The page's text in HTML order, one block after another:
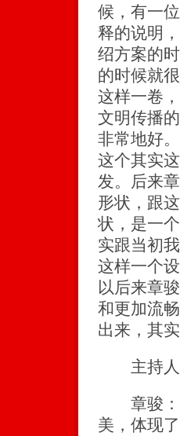
候，有一
释的说明
绍方案的
的时候就
这样一卷
文明传播
非常地好
这个其实
发。后来
形状，跟
状，是一
实跟当初
这样一个
以后来章
和更加流
出来，其
主持人
章骏：
美，体现